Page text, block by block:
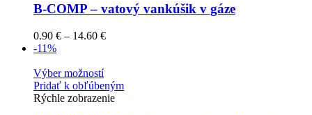
B-COMP – vatový vankúšik v gáze
0.90 € – 14.60 €
-11%
Výber možností
Pridať k obľúbeným
Rýchle zobrazenie